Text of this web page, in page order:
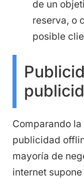
de un
reserva, o
posible
Comparando
publicidad
mayoría de
internet